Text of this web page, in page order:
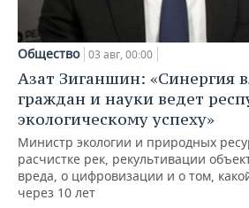
Общество 03 авг, 00:00
Азат Зиганшин: «Синергия
граждан и науки ведет
экологическому успеху»
Министр экологии и природных
расчистке рек, рекультивации
вреда, о цифровизации и о том,
через 10 лет